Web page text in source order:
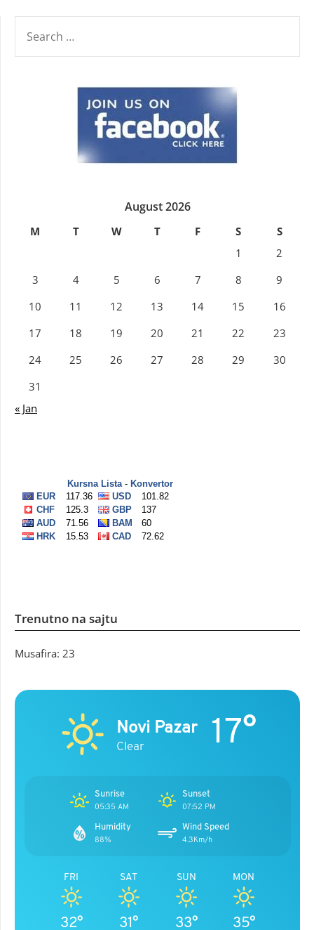
FOR:
August 2026
M T W T F S
S
1
2
3
4 5 6 7 8
9
10
11 12 13 14 15
16
17
18 19 20 21 22
23
24
25 26 27 28 29
30
31
« Jan
Trenutno na sajtu
Musafira: 23
Novi Pazar
Clear 17°
Sunrise
05:35 AM
Sunset
07:52 PM
Humidity
88%
Wind Speed
4.3Km/h
FRI
32°
SAT
31°
SUN
33°
MON
35°